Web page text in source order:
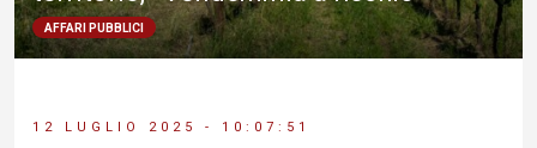
AFFARI PUBBLICI
12 LUGLIO 2025 - 10:07:51